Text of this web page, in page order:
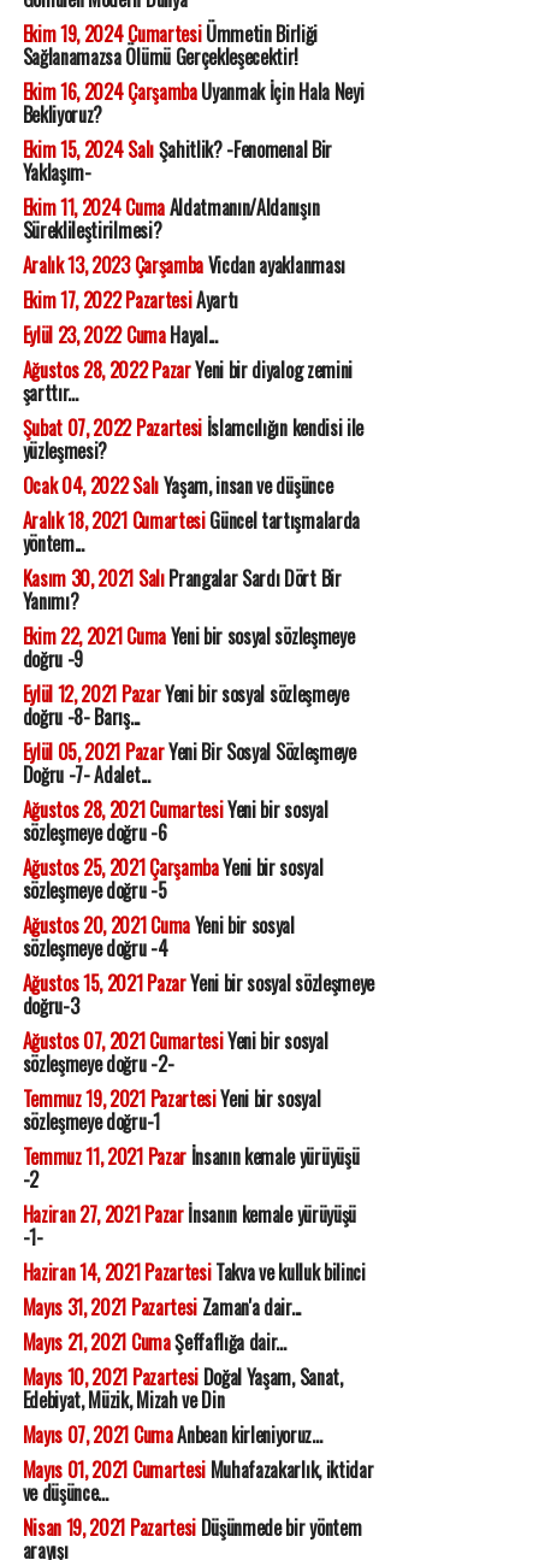
Ekim 19, 2024 CumartesiÜmmetin Birliği
Sağlanamazsa Ölümü Gerçekleşecektir!
Ekim 16, 2024 ÇarşambaUyanmak İçin Hala Neyi
Bekliyoruz?
Ekim 15, 2024 SalıŞahitlik? -Fenomenal Bir
Yaklaşım-
Ekim 11, 2024 CumaAldatmanın/Aldanışın
Süreklileştirilmesi?
Aralık 13, 2023 ÇarşambaVicdan ayaklanması
Ekim 17, 2022 PazartesiAyartı
Eylül 23, 2022 CumaHayal...
Ağustos 28, 2022 PazarYeni bir diyalog zemini
şarttır...
Şubat 07, 2022 Pazartesiİslamcılığın kendisi ile
yüzleşmesi?
Ocak 04, 2022 SalıYaşam, insan ve düşünce
Aralık 18, 2021 CumartesiGüncel tartışmalarda
yöntem...
Kasım 30, 2021 SalıPrangalar Sardı Dört Bir
Yanımı?
Ekim 22, 2021 CumaYeni bir sosyal sözleşmeye
doğru -9
Eylül 12, 2021 PazarYeni bir sosyal sözleşmeye
doğru -8- Barış...
Eylül 05, 2021 PazarYeni Bir Sosyal Sözleşmeye
Doğru -7- Adalet...
Ağustos 28, 2021 CumartesiYeni bir sosyal
sözleşmeye doğru -6
Ağustos 25, 2021 ÇarşambaYeni bir sosyal
sözleşmeye doğru -5
Ağustos 20, 2021 CumaYeni bir sosyal
sözleşmeye doğru -4
Ağustos 15, 2021 PazarYeni bir sosyal sözleşmeye
doğru-3
Ağustos 07, 2021 CumartesiYeni bir sosyal
sözleşmeye doğru -2-
Temmuz 19, 2021 PazartesiYeni bir sosyal
sözleşmeye doğru-1
Temmuz 11, 2021 Pazarİnsanın kemale yürüyüşü
-2
Haziran 27, 2021 Pazarİnsanın kemale yürüyüşü
-1-
Haziran 14, 2021 PazartesiTakva ve kulluk bilinci
Mayıs 31, 2021 PazartesiZaman'a dair...
Mayıs 21, 2021 CumaŞeffaflığa dair...
Mayıs 10, 2021 PazartesiDoğal Yaşam, Sanat,
Edebiyat, Müzik, Mizah ve Din
Mayıs 07, 2021 CumaAnbean kirleniyoruz...
Mayıs 01, 2021 CumartesiMuhafazakarlık, iktidar
ve düşünce...
Nisan 19, 2021 PazartesiDüşünmede bir yöntem
arayışı